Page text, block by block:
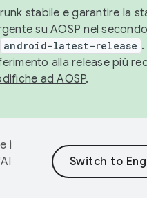
stabile e garantire la
su AOSP nel
android-latest-release .
alla release più
ad AOSP.
i